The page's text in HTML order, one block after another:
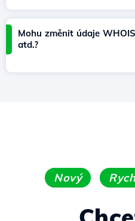
Mohu změnit údaje
atd.?
Nový